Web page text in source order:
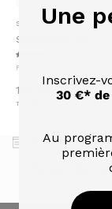
Tenez
informé.e
SET
Set Exclusive 0.2
Fleuri | Frais
142,99 € Épuisé
TTC, hors frais de livraison
Paiement
Par carte de
Une
Inscrivez-
30 €*
Au